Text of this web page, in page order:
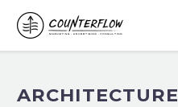
ARCHITECTURE